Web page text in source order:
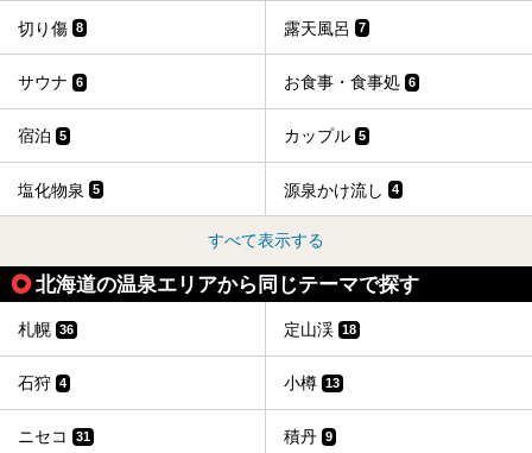
切り傷 8 露天風呂 7
サウナ 6 お食事・食事処 6
宿泊 5 カップル 5
塩化物泉 5 源泉かけ流し 4
すべて表示する
北海道の温泉エリアから同じテーマで探す
札幌 36 定山渓 18
石狩 4 小樽 13
ニセコ 31 積丹 9